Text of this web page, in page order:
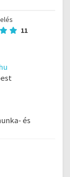
11
és